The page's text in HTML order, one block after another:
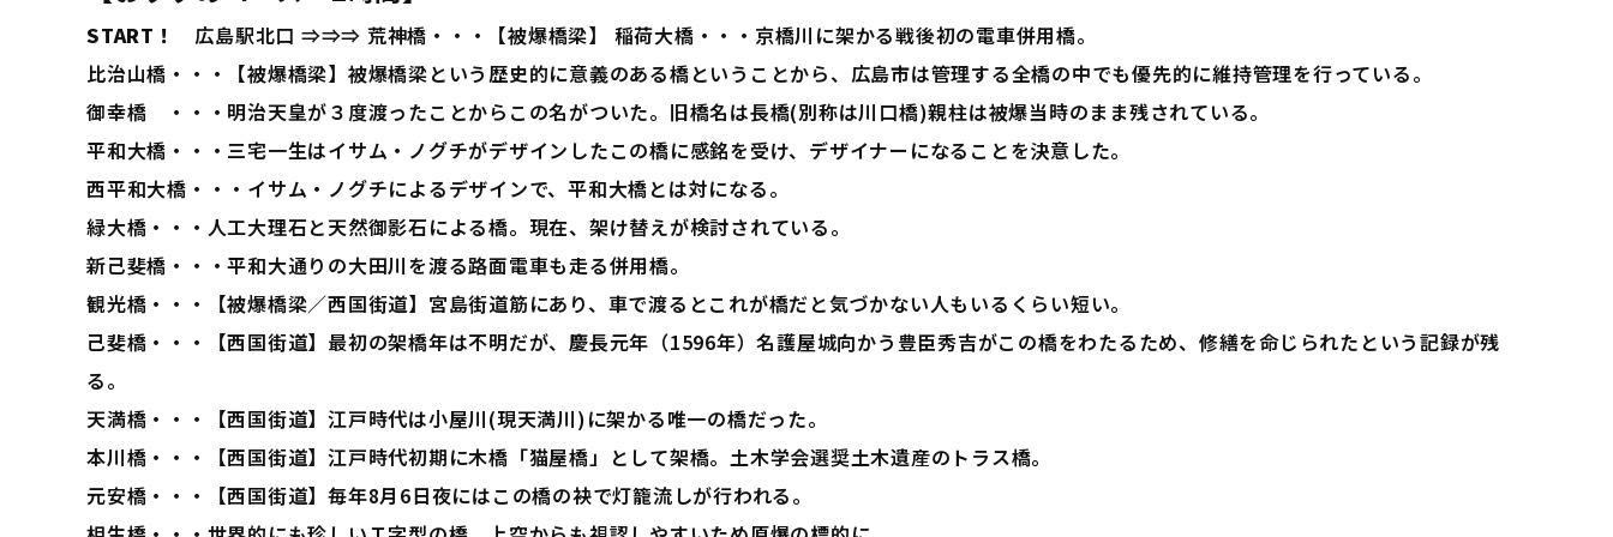
START！
広島駅北口 ⇒⇒⇒ 荒神橋・・・【被爆橋梁】 稲荷大橋・・・京橋川に架かる戦後初の電車併用橋。
比治山橋・・・【被爆橋梁】被爆橋梁という歴史的に意義のある橋ということから、広島市は管理する全橋の中でも優先的に維持管理を行っている。
御幸橋 ・・・明治天皇が３度渡ったことからこの名がついた。旧橋名は長橋(別称は川口橋)親柱は被爆当時のまま残されている。
平和大橋・・・三宅一生はイサム・ノグチがデザインしたこの橋に感銘を受け、デザイナーになることを決意した。
西平和大橋・・・イサム・ノグチによるデザインで、平和大橋とは対になる。
緑大橋・・・人工大理石と天然御影石による橋。現在、架け替えが検討されている。
新己斐橋・・・平和大通りの大田川を渡る路面電車も走る併用橋。
観光橋・・・【被爆橋梁／西国街道】宮島街道筋にあり、車で渡るとこれが橋だと気づかない人もいるくらい短い。
己斐橋・・・【西国街道】最初の架橋年は不明だが、慶長元年（1596年）名護屋城向かう豊臣秀吉がこの橋をわたるため、修繕を命じられたという記録が残
る。
天満橋・・・【西国街道】江戸時代は小屋川(現天満川)に架かる唯一の橋だった。
本川橋・・・【西国街道】江戸時代初期に木橋「猫屋橋」として架橋。土木学会選奨土木遺産のトラス橋。
元安橋・・・【西国街道】毎年8月6日夜にはこの橋の袂で灯籠流しが行われる。